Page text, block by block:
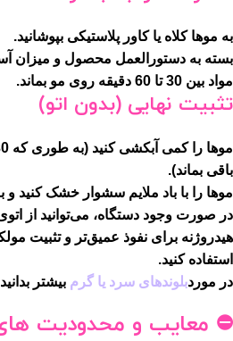
به موها کلاه یا کاور پلاستیکی بپوشانید.
بسته به دستورالعمل محصول و میزان
مواد بین 30 تا 60 دقیقه روی مو بماند.
تثبیت نهایی (بدون اتو)
باقی بماند).
موها را با باد ملایم سشوار خشک کنید و
در صورت وجود دستگاه، می‌توانید از
هیدروژنه برای نفوذ عمیق‌تر و تثبیت
استفاده کنید.
در موردبلوندهای سرد یا گرم بیشتر
⛔ معایب و محدودیت